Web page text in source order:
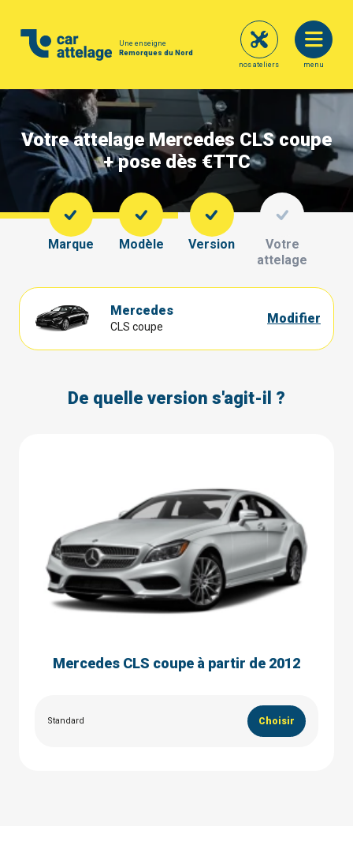
Une enseigne
Remorques du Nord
menu
nos ateliers
Votre attelage Mercedes CLS coupe
+ pose dès €TTC
Marque Modèle Version
Votre
attelage
Mercedes
CLS coupe
Modifier
De quelle version s'agit-il ?
Mercedes CLS coupe à partir de 2012
Standard Choisir